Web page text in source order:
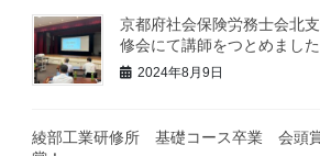
京都府社会保険労務士会北
修会にて講師をつとめました
2024年8月9日
綾部工業研修所 基礎コース卒業 会頭